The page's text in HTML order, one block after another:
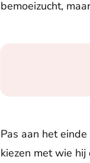
bemoeizucht,
Pas aan het
kiezen met wie